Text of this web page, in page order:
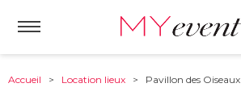
Accueil > Location lieux > Pavillon des Oiseaux